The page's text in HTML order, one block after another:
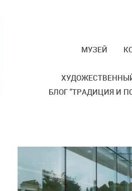
МУЗЕЙ
БЛОГ "ТРАДИЦИЯ И